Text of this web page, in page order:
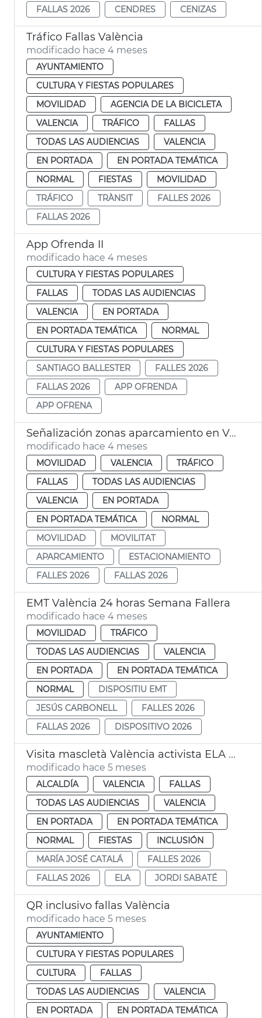
FALLAS 2026 CENDRES CENIZAS
Tráfico Fallas València
modificado hace 4 meses
AYUNTAMIENTO
CULTURA Y FIESTAS POPULARES
MOVILIDAD
AGENCIA DE LA BICICLETA
VALENCIA
TRÁFICO
FALLAS
TODAS LAS AUDIENCIAS
VALENCIA
EN PORTADA
EN PORTADA TEMÁTICA
NORMAL
FIESTAS
MOVILIDAD
TRÁFICO
TRÀNSIT
FALLES 2026
FALLAS 2026
App Ofrenda II
modificado hace 4 meses
CULTURA Y FIESTAS POPULARES
FALLAS
TODAS LAS AUDIENCIAS
VALENCIA
EN PORTADA
EN PORTADA TEMÁTICA
NORMAL
CULTURA Y FIESTAS POPULARES
SANTIAGO BALLESTER
FALLES 2026
FALLAS 2026
APP OFRENDA
APP OFRENA
Señalización zonas aparcamiento en València para las Fallas 2026
modificado hace 4 meses
MOVILIDAD VALENCIA
TRÁFICO
FALLAS
TODAS LAS AUDIENCIAS
VALENCIA
EN PORTADA
EN PORTADA TEMÁTICA
NORMAL
MOVILIDAD
MOVILITAT
APARCAMIENTO
ESTACIONAMIENTO
FALLES 2026
FALLAS 2026
EMT València 24 horas Semana Fallera
modificado hace 4 meses
MOVILIDAD
TRÁFICO
TODAS LAS AUDIENCIAS
VALENCIA
EN PORTADA
EN PORTADA TEMÁTICA
NORMAL
DISPOSITIU EMT
JESÚS CARBONELL
FALLES 2026
FALLAS 2026
DISPOSITIVO 2026
Visita mascletà València activista ELA Jordi Sabaté
modificado hace 5 meses
ALCALDÍA VALENCIA
FALLAS
TODAS LAS AUDIENCIAS
VALENCIA
EN PORTADA
EN PORTADA TEMÁTICA
NORMAL
FIESTAS
INCLUSIÓN
MARÍA JOSÉ CATALÁ
FALLES 2026
FALLAS 2026
ELA JORDI SABATÉ
QR inclusivo fallas València
modificado hace 5 meses
AYUNTAMIENTO
CULTURA Y FIESTAS POPULARES
CULTURA
FALLAS
TODAS LAS AUDIENCIAS
VALENCIA
EN PORTADA
EN PORTADA TEMÁTICA